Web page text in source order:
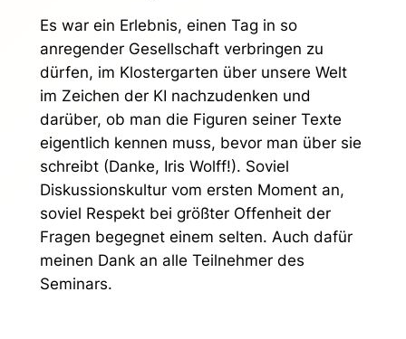
Es war ein Erlebnis, einen Tag in so
anregender Gesellschaft verbringen zu
dürfen, im Klostergarten über unsere Welt
im Zeichen der KI nachzudenken und
darüber, ob man die Figuren seiner Texte
eigentlich kennen muss, bevor man über sie
schreibt (Danke, Iris Wolff!). Soviel
Diskussionskultur vom ersten Moment an,
soviel Respekt bei größter Offenheit der
Fragen begegnet einem selten. Auch dafür
meinen Dank an alle Teilnehmer des
Seminars.